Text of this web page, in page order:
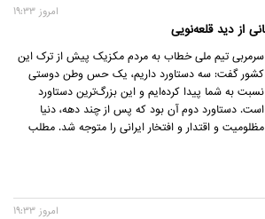
امروز 19:33
سرمربی تیم ملی خطاب به مردم مکزیک پیش از ترک این
کشور گفت: سه دستاورد داریم، یک حس وطن دوستی
نسبت به شما پیدا کرده‌ایم و این بزرگ‌ترین دستاورد
است. دستاورد دوم آن بود که پس از چند دهه، دنیا
مظلومیت و اقتدار و افتخار ایرانی را متوجه شد. مطلب
امروز 19:33